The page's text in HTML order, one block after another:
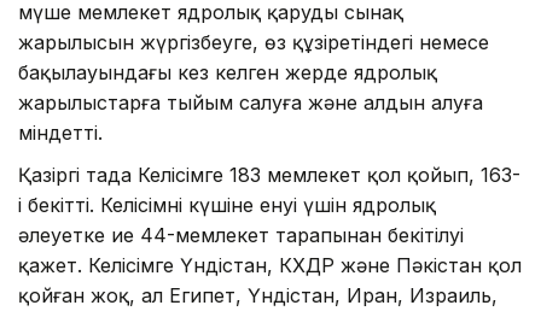
мүше мемлекет ядролық қарудың сынақ
жарылысын жүргізбеуге, өз құзіретіндегі немесе
бақылауындағы кез келген жерде ядролық
жарылыстарға тыйым салуға және алдын алуға
міндетті.
Қазіргі таңда Келісімге 183 мемлекет қол қойып, 163-
і бекітті. Келісімнің күшіне енуі үшін ядролық
әлеуетке ие 44-мемлекет тарапынан бекітілуі
қажет. Келісімге Үндістан, КХДР және Пәкістан қол
қойған жоқ, ал Египет, Үндістан, Иран, Израиль,